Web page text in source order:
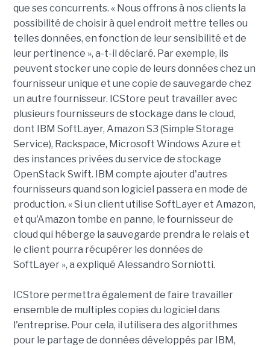
que ses concurrents. « Nous offrons à nos clients la
possibilité de choisir à quel endroit mettre telles ou
telles données, en fonction de leur sensibilité et de
leur pertinence », a-t-il déclaré. Par exemple, ils
peuvent stocker une copie de leurs données chez un
fournisseur unique et une copie de sauvegarde chez
un autre fournisseur. ICStore peut travailler avec
plusieurs fournisseurs de stockage dans le cloud,
dont IBM SoftLayer, Amazon S3 (Simple Storage
Service), Rackspace, Microsoft Windows Azure et
des instances privées du service de stockage
OpenStack Swift. IBM compte ajouter d'autres
fournisseurs quand son logiciel passera en mode de
production. « Si un client utilise SoftLayer et Amazon,
et qu'Amazon tombe en panne, le fournisseur de
cloud qui héberge la sauvegarde prendra le relais et
le client pourra récupérer les données de
SoftLayer », a expliqué Alessandro Sorniotti.
ICStore permettra également de faire travailler
ensemble de multiples copies du logiciel dans
l'entreprise. Pour cela, il utilisera des algorithmes
pour le partage de données développés par IBM,